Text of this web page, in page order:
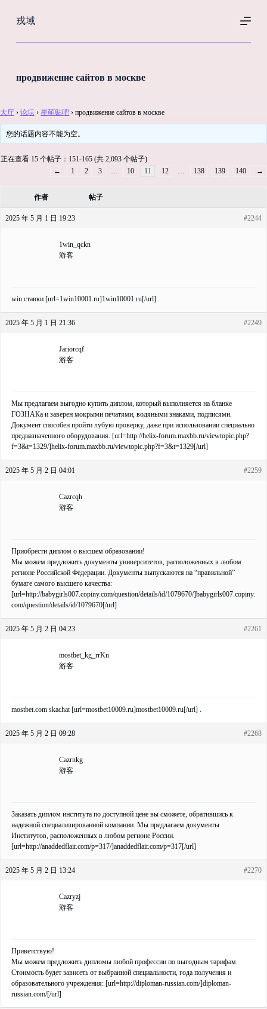
过
戎域
продвижение сайтов в москве
大厅 › 论坛 › 星萌贴吧 › продвижение сайтов в москве
您的话题内容不能为空。
正在查看 15 个帖子：151-165 (共 2,093 个帖子)
←
1 2 3 … 10 11 12 … 138 139 140 →
作者 帖子
2025 年 5 月 1 日 19:23 #2244
1win_qckn
游客
win ставки [url=1win10001.ru]1win10001.ru[/url] .
2025 年 5 月 1 日 21:36 #2249
Jariorcqf
游客
Мы предлагаем выгодно купить диплом, который выполняется на бланке
ГОЗНАКа и заверен мокрыми печатями, водяными знаками, подписями.
Документ способен пройти лубую проверку, даже при использовании специально
предназначенного оборудования. [url=http://helix-forum.maxbb.ru/viewtopic.php?
f=3&t=1329/]helix-forum.maxbb.ru/viewtopic.php?f=3&t=1329[/url]
2025 年 5 月 2 日 04:01 #2259
Cazrcqh
游客
Приобрести диплом о высшем образовании!
Мы можем предложить документы университетов, расположенных в любом
регионе Российской Федерации. Документы выпускаются на “правильной”
бумаге самого высшего качества:
[url=http://babygirls007.copiny.com/question/details/id/1079670/]babygirls007.copiny.
com/question/details/id/1079670[/url]
2025 年 5 月 2 日 04:23 #2261
mostbet_kg_rrKn
游客
mostbet.com skachat [url=mostbet10009.ru]mostbet10009.ru[/url] .
2025 年 5 月 2 日 09:28 #2268
Cazrnkg
游客
Заказать диплом института по доступной цене вы сможете, обратившись к
надежной специализированной компании. Мы предлагаем документы
Институтов, расположенных в любом регионе России.
[url=http://anaddedflair.com/p=317/]anaddedflair.com/p=317[/url]
2025 年 5 月 2 日 13:24 #2270
Cazryzj
游客
Приветствую!
Мы можем предложить дипломы любой профессии по выгодным тарифам.
Стоимость будет зависеть от выбранной специальности, года получения и
образовательного учреждения: [url=http://diploman-russian.com/]diploman-
russian.com/[/url]